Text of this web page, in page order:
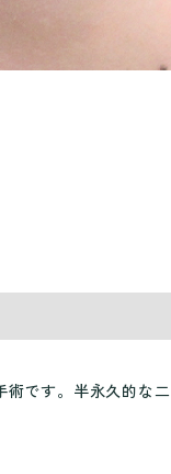
術です。半永久的な二